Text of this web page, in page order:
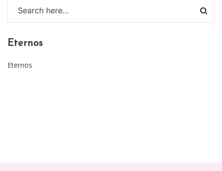
Eternos
Eternos